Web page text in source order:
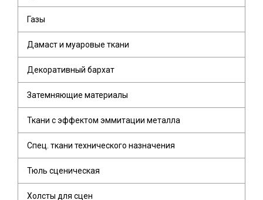
Газы
Дамаст и муаровые ткани
Декоративный бархат
Затемняющие материалы
Ткани с эффектом эммитации металла
Спец. ткани технического назначения
Тюль сценическая
Холсты для сцен